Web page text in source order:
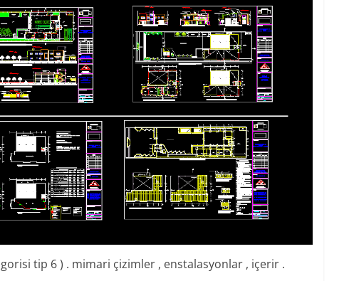
tip 6 ) . mimari çizimler , enstalasyonlar , içerir .